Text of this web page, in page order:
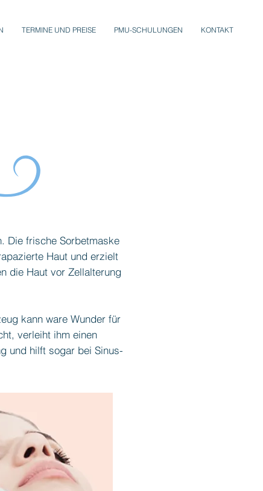
TERMINE UND PREISE PMU-SCHULUNGEN KONTAKT
Die frische Sorbetmaske
Haut und erzielt
die Haut vor Zellalterung
kann ware Wunder für
verleiht ihm einen
und hilft sogar bei Sinus-